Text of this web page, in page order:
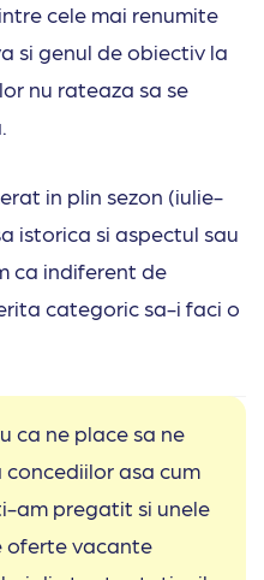
cele mai renumite
si genul de obiectiv la
nu rateaza sa se
in plin sezon (iulie-
istorica si aspectul sau
ca indiferent de
categoric sa-i faci o
ca ne place sa ne
asa cum
am pregatit si unele
oferte vacante